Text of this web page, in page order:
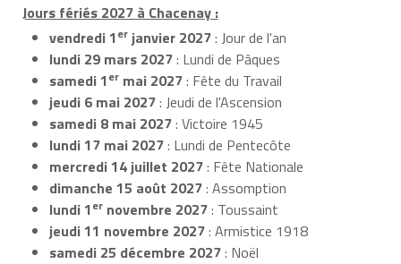
Jours fériés 2027 à Chacenay :
vendredi 1er janvier 2027: Jour de l'an
lundi 29 mars 2027: Lundi de Pâques
samedi 1er mai 2027: Fête du Travail
jeudi 6 mai 2027: Jeudi de l'Ascension
samedi 8 mai 2027: Victoire 1945
lundi 17 mai 2027: Lundi de Pentecôte
mercredi 14 juillet 2027: Fête Nationale
dimanche 15 août 2027: Assomption
lundi 1er novembre 2027: Toussaint
jeudi 11 novembre 2027: Armistice 1918
samedi 25 décembre 2027: Noël